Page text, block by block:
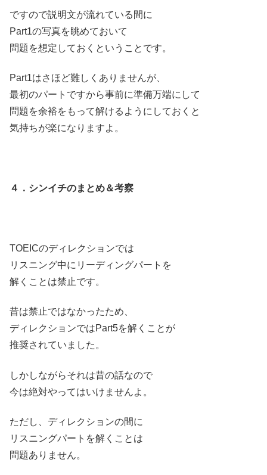
ですので説明文が流れている間に
Part1の写真を眺めておいて
問題を想定しておくということです。
Part1はさほど難しくありませんが、
最初のパートですから事前に準備万端にして
問題を余裕をもって解けるようにしておくと
気持ちが楽になりますよ。
４．シンイチのまとめ＆考察
TOEICのディレクションでは
リスニング中にリーディングパートを
解くことは禁止です。
昔は禁止ではなかったため、
ディレクションではPart5を解くことが
推奨されていました。
しかしながらそれは昔の話なので
今は絶対やってはいけませんよ。
ただし、ディレクションの間に
リスニングパートを解くことは
問題ありません。